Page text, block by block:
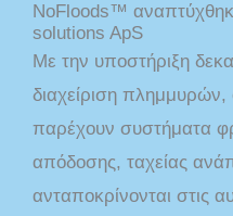
NoFloods™
solutions ApS
Με την υποστήριξη
διαχείριση πλημμυρών,
παρέχουν συστήματα
απόδοσης, ταχείας
ανταποκρίνονται στις